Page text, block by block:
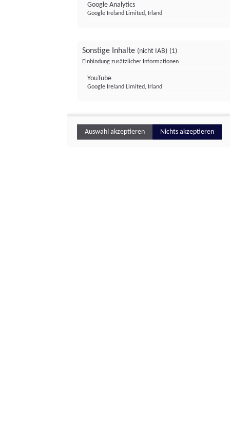
Google Analytics
Google Ireland Limited, Irland
Sonstige Inhalte (nicht IAB) (1)
Einbindung zusätzlicher Informationen
YouTube
Google Ireland Limited, Irland
Auswahl akzeptieren Nichts akzeptieren